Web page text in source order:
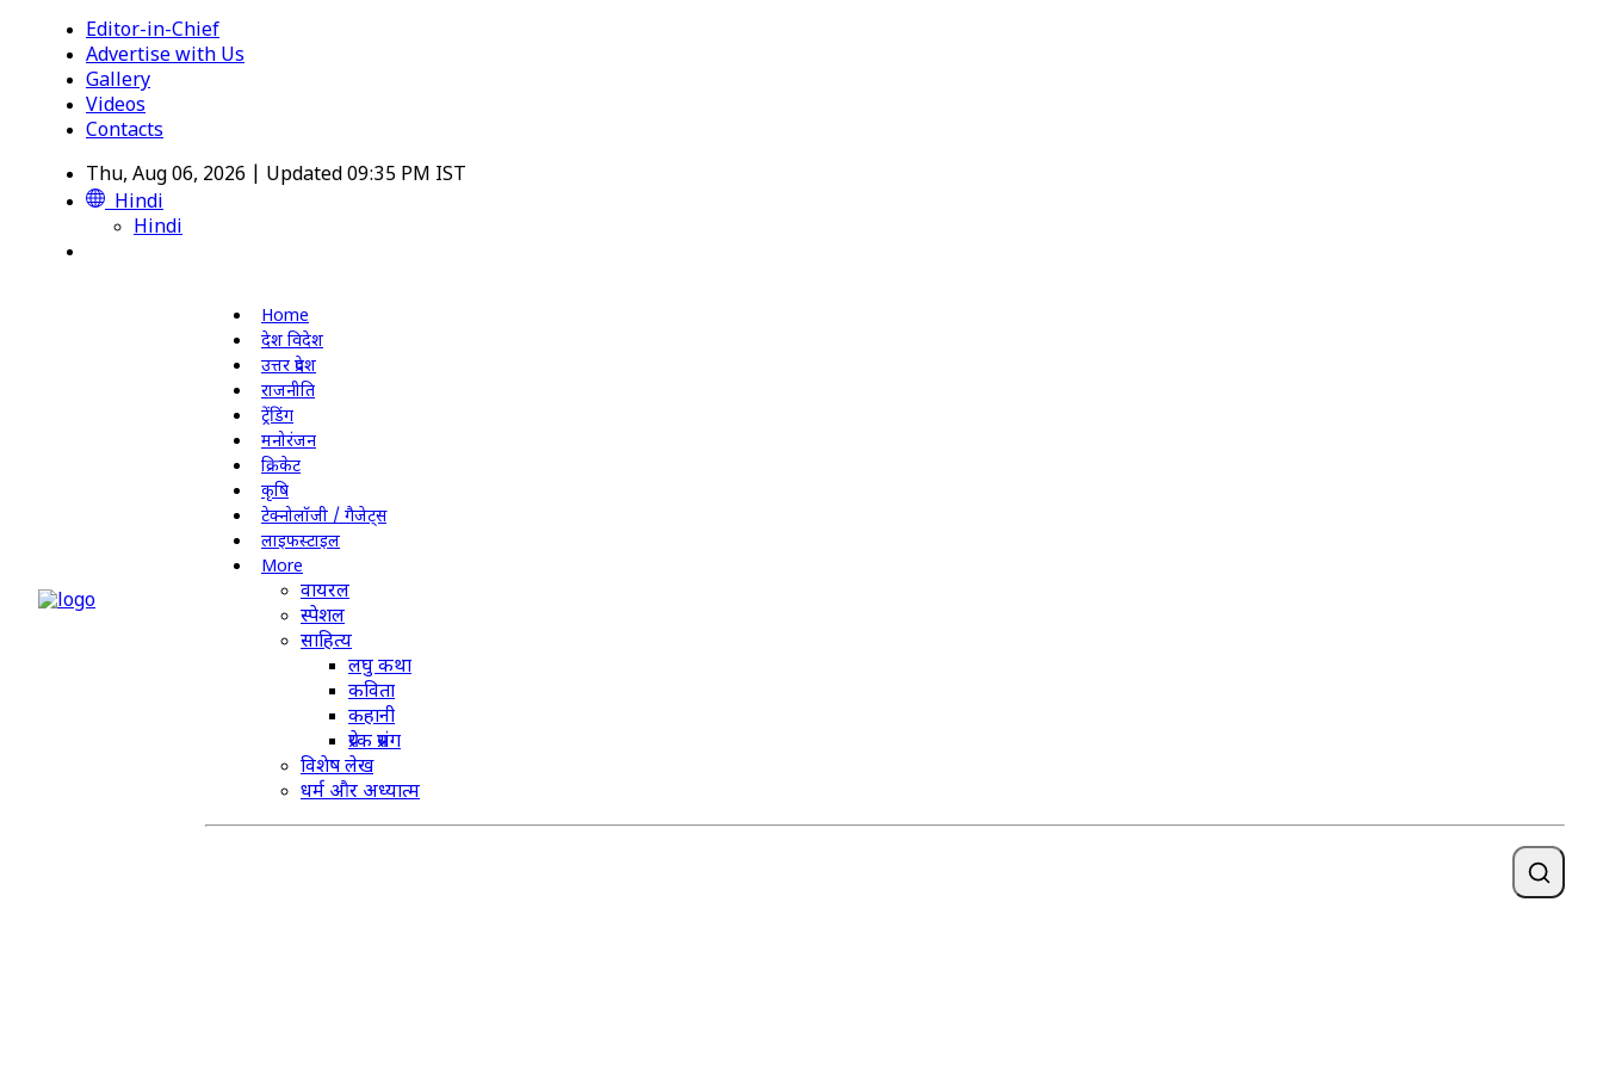
Editor-in-Chief
Advertise with Us
Gallery
Videos
Contacts
Thu, Aug 06, 2026 | Updated 09:35 PM IST
Hindi
Hindi
Home
देश विदेश
उत्तर प्रदेश
राजनीति
ट्रेंडिंग
मनोरंजन
क्रिकेट
कृषि
टेक्नोलॉजी / गैजेट्स
लाइफस्टाइल
More
वायरल
स्पेशल
साहित्य
लघु कथा
कविता
कहानी
प्रेरक प्रसंग
विशेष लेख
धर्म और अध्यात्म